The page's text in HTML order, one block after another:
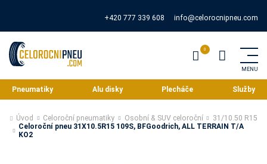
+420 777 339 608 info@celorocnipneu.com
Pneumatiky Alu disky Plecháče Služby
Úvod Celoroční pneumatiky Osobní & SUV celoroční
31/10.50 R15
Celoroční pneu 31X10.5R15 109S, BFGoodrich, ALL TERRAIN T/A
KO2